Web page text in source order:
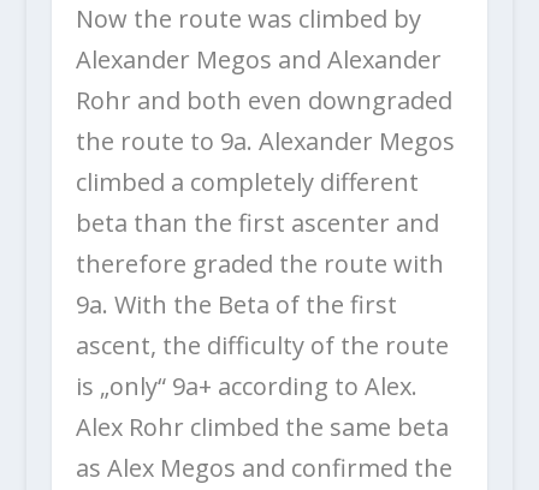
Now the route was climbed by
Alexander Megos and Alexander
Rohr and both even downgraded
the route to 9a. Alexander Megos
climbed a completely different
beta than the first ascenter and
therefore graded the route with
9a. With the Beta of the first
ascent, the difficulty of the route
is „only“ 9a+ according to Alex.
Alex Rohr climbed the same beta
as Alex Megos and confirmed the